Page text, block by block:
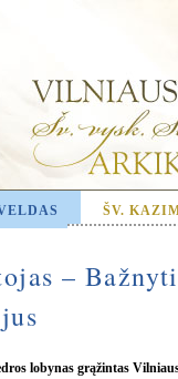
ŠV.
–
lobynas grąžintas